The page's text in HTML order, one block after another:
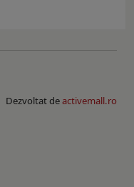
Dezvoltat deactivemall.ro